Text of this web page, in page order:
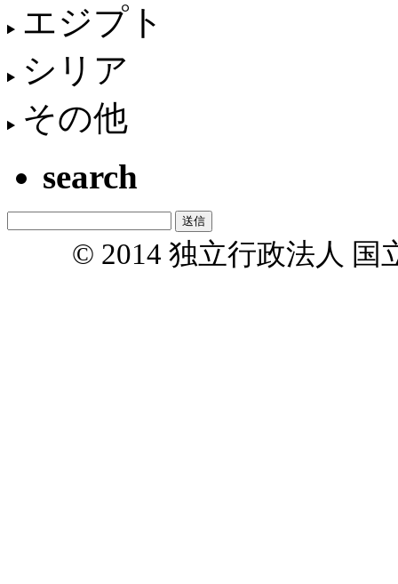
エジプト
シリア
その他
search
© 2014 独立行政法人 国